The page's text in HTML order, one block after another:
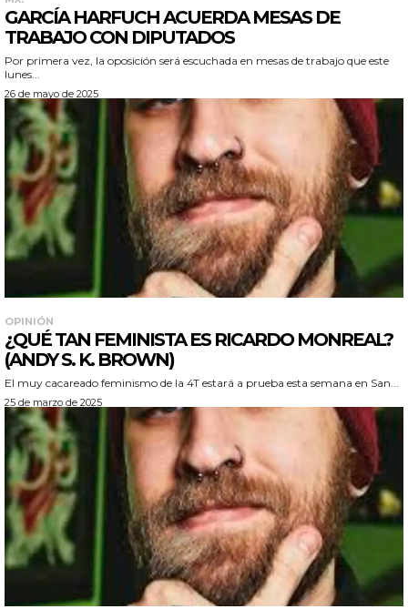
GARCÍA HARFUCH ACUERDA MESAS DE
TRABAJO CON DIPUTADOS
Por primera vez, la oposición será escuchada en mesas de trabajo que este
lunes...
26 de mayo de 2025
OPINIÓN
¿QUÉ TAN FEMINISTA ES RICARDO MONREAL?
(ANDY S. K. BROWN)
El muy cacareado feminismo de la 4T estará a prueba esta semana en San...
25 de marzo de 2025